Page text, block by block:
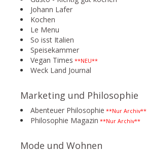
Johann Lafer
Kochen
Le Menu
So isst Italien
Speisekammer
Vegan Times **NEU**
Weck Land Journal
Marketing und Philosophie
Abenteuer Philosophie **Nur Archiv**
Philosophie Magazin **Nur Archiv**
Mode und Wohnen